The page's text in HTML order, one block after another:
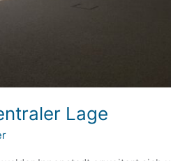
Lage